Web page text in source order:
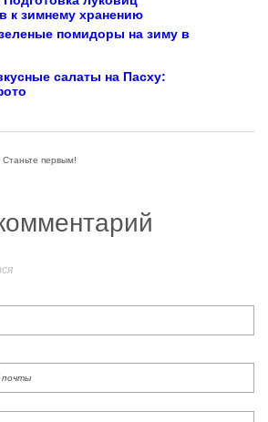
помидоры на зиму в
салаты на Пасху:
Станьте первым!